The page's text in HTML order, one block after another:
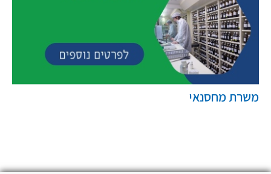
משרת מחסנאי